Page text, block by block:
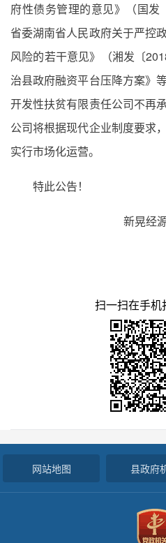
府性债务管理的意见》（国
省委湖南省人民政府关于严控
风险的若干意见》（湘发〔
治县政府融资平台压降方案》
开发性扶贫有限责任公司不再
公司将根据现代企业制度要求
实行市场化运营。
特此公告！
新晃经
扫一扫在手机
网站地图 县政府